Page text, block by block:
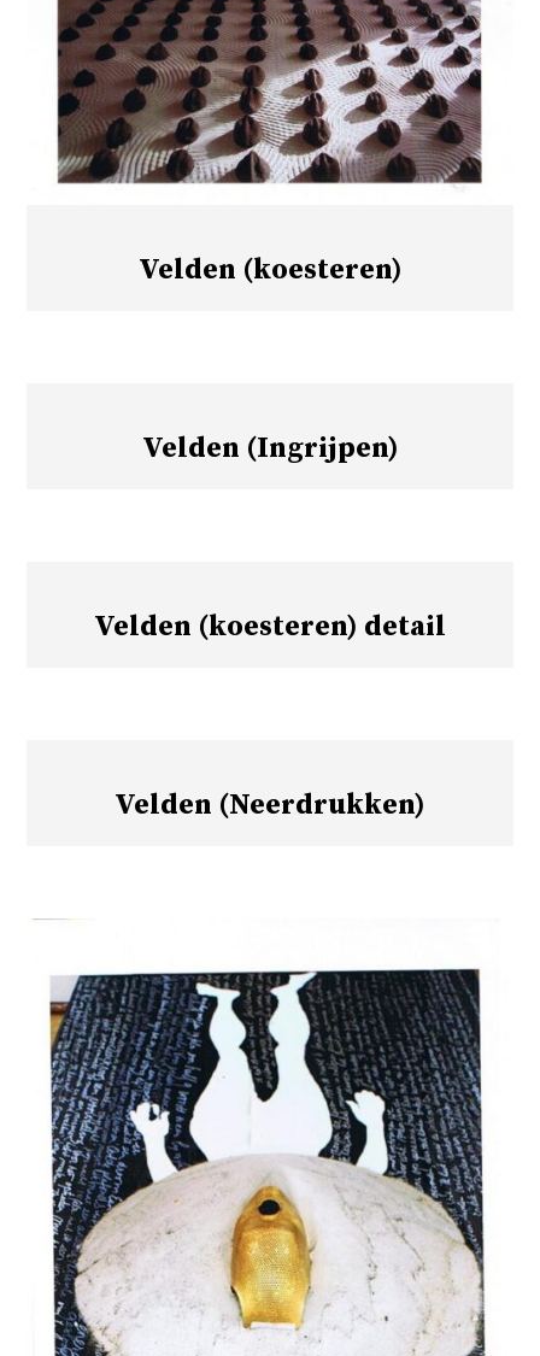
Velden (koesteren)
Velden (Ingrijpen)
Velden (koesteren) detail
Velden (Neerdrukken)